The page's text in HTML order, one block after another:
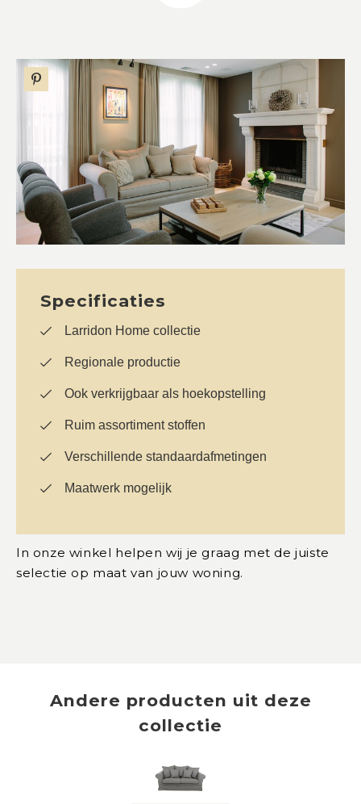
Specificaties
Larridon Home collectie
Regionale productie
Ook verkrijgbaar als hoekopstelling
Ruim assortiment stoffen
Verschillende standaardafmetingen
Maatwerk mogelijk
In onze winkel helpen wij je graag met de juiste
selectie op maat van jouw woning.
Andere producten uit deze
collectie